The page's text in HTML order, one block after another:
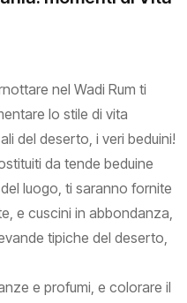
nel Wadi Rum ti
lo stile di vita
del deserto, i veri beduini!
da tende beduine
luogo, ti saranno fornite
e cuscini in abbondanza,
tipiche del deserto,
e profumi, e colorare il